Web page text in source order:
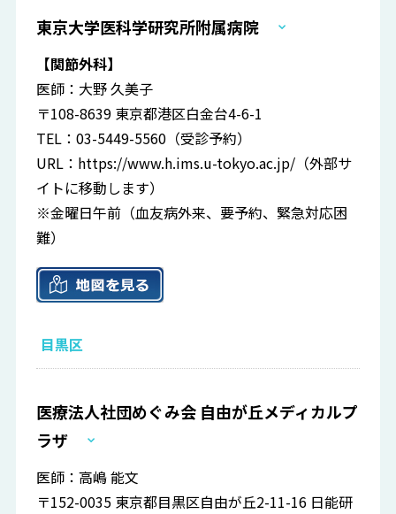
東京大学医科学研究所附属病院
【関節外科】
医師：大野 久美子
〒108-8639 東京都港区白金台4-6-1
TEL：03-5449-5560（受診予約）
URL： https://www.h.ims.u-tokyo.ac.jp/ （外部サ
イトに移動します）
※金曜日午前（血友病外来、要予約、緊急対応困
難）
目黒区
医療法人社団めぐみ会 自由が丘メディカルプ
ラザ
医師：高嶋 能文
〒152-0035 東京都目黒区自由が丘2-11-16 日能研